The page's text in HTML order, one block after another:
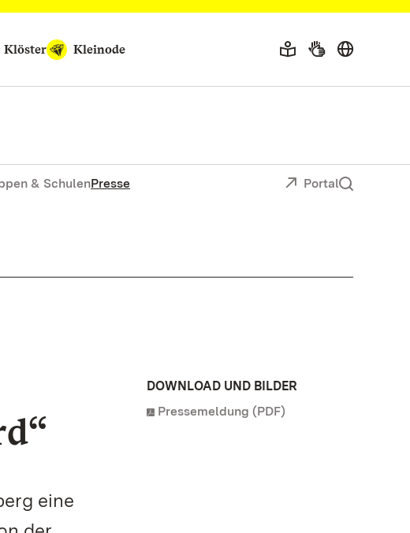
Klöster Kleinode
& SchulenPresse Portal
eine
DOWNLOAD UND BILDER
Pressemeldung (PDF)